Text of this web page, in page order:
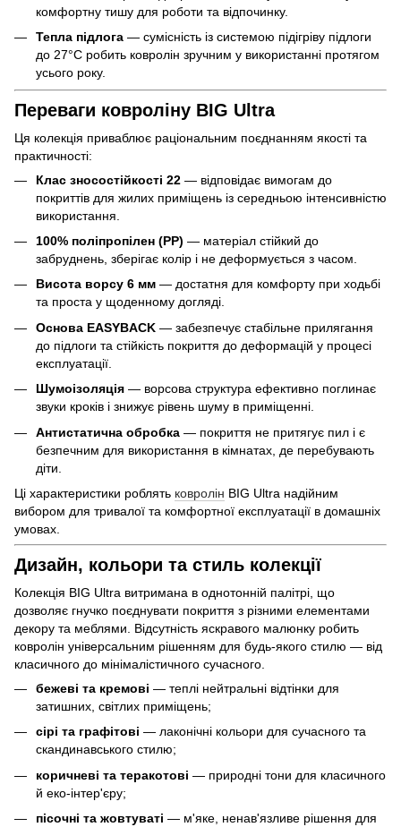
комфортну тишу для роботи та відпочинку.
Тепла підлога — сумісність із системою підігріву підлоги
до 27°C робить ковролін зручним у використанні протягом
усього року.
Переваги ковроліну BIG Ultra
Ця колекція приваблює раціональним поєднанням якості та
практичності:
Клас зносостійкості 22 — відповідає вимогам до
покриттів для жилих приміщень із середньою інтенсивністю
використання.
100% поліпропілен (PP) — матеріал стійкий до
забруднень, зберігає колір і не деформується з часом.
Висота ворсу 6 мм — достатня для комфорту при ходьбі
та проста у щоденному догляді.
Основа EASYBACK — забезпечує стабільне прилягання
до підлоги та стійкість покриття до деформацій у процесі
експлуатації.
Шумоізоляція — ворсова структура ефективно поглинає
звуки кроків і знижує рівень шуму в приміщенні.
Антистатична обробка — покриття не притягує пил і є
безпечним для використання в кімнатах, де перебувають
діти.
Ці характеристики роблять ковролін BIG Ultra надійним
вибором для тривалої та комфортної експлуатації в домашніх
умовах.
Дизайн, кольори та стиль колекції
Колекція BIG Ultra витримана в однотонній палітрі, що
дозволяє гнучко поєднувати покриття з різними елементами
декору та меблями. Відсутність яскравого малюнку робить
ковролін універсальним рішенням для будь-якого стилю — від
класичного до мінімалістичного сучасного.
бежеві та кремові — теплі нейтральні відтінки для
затишних, світлих приміщень;
сірі та графітові — лаконічні кольори для сучасного та
скандинавського стилю;
коричневі та теракотові — природні тони для класичного
й еко-інтер'єру;
пісочні та жовтуваті — м'яке, ненав'язливе рішення для